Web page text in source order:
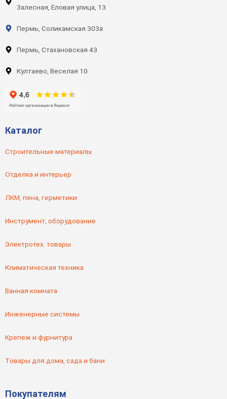
Залесная, Еловая улица, 13
Пермь, Соликамская 303а
Пермь, Стахановская 43
Култаево, Веселая 10
Каталог
Строительные материалы
Отделка и интерьер
ЛКМ, пена, герметики
Инструмент, оборудование
Электротех. товары
Климатическая техника
Ванная комната
Инженерные системы
Крепеж и фурнитура
Товары для дома, сада и бани
Покупателям